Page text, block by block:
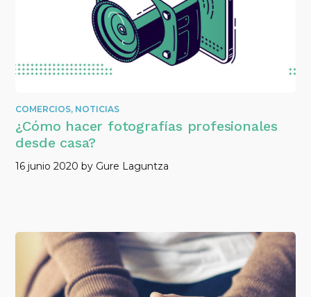
COMERCIOS, NOTICIAS
¿Cómo hacer fotografías profesionales
desde casa?
16 junio 2020 by Gure Laguntza